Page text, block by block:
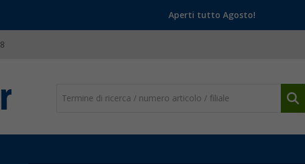
Aperti tutto Agosto!